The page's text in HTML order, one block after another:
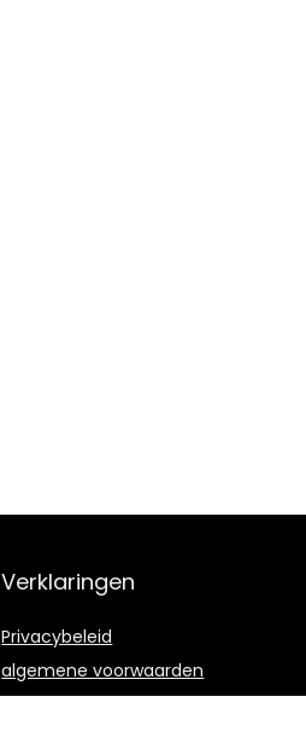
Verklaringen
Privacybeleid
algemene voorwaarden